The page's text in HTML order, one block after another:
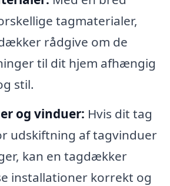
tagmaterialer,
rådgive om de
til dit hjem afhængig
stil.
og vinduer: Hvis dit tag
udskiftning af tagvinduer
kan en tagdækker
installationer korrekt og